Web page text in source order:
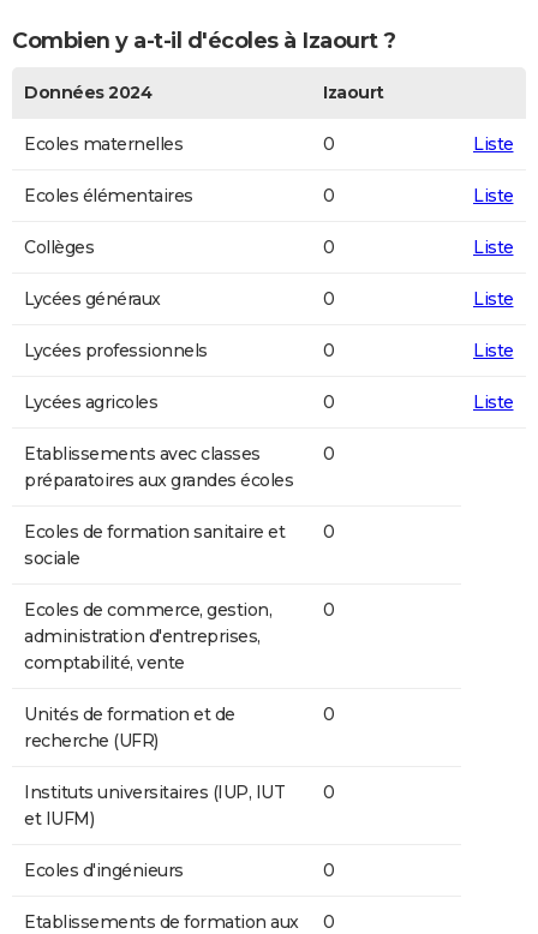
Combien y a-t-il d'écoles à Izaourt ?
Données 2024 Izaourt
Ecoles maternelles 0 Liste
Ecoles élémentaires 0 Liste
Collèges 0 Liste
Lycées généraux 0 Liste
Lycées professionnels 0 Liste
Lycées agricoles 0 Liste
Etablissements avec classes
préparatoires aux grandes écoles
0
Ecoles de formation sanitaire et
sociale
0
Ecoles de commerce, gestion,
administration d'entreprises,
comptabilité, vente
0
Unités de formation et de
recherche (UFR)
0
Instituts universitaires (IUP, IUT
et IUFM)
0
Ecoles d'ingénieurs 0
Etablissements de formation aux
0